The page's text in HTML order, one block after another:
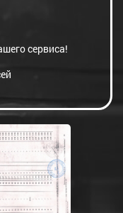
сервиса!